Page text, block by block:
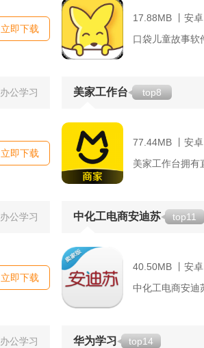
立即下载
17.88MB 丨安卓
办公学习
立即下载
美家工作台 top8
77.44MB 丨安卓
办公学习
立即下载
中化工电商安迪苏 top11
40.50MB 丨安卓
办公学习 华为学习 top14